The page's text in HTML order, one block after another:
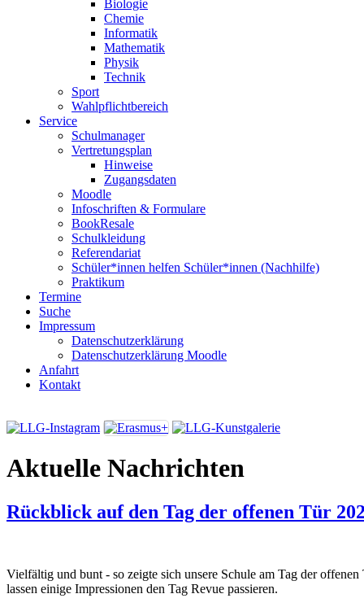
Biologie
Chemie
Informatik
Mathematik
Physik
Technik
Sport
Wahlpflichtbereich
Service
Schulmanager
Vertretungsplan
Hinweise
Zugangsdaten
Moodle
Infoschriften & Formulare
BookResale
Schulkleidung
Referendariat
Schüler*innen helfen Schüler*innen (Nachhilfe)
Praktikum
Termine
Suche
Impressum
Datenschutzerklärung
Datenschutzerklärung Moodle
Anfahrt
Kontakt
Aktuelle Nachrichten
Rückblick auf den Tag der offenen Tür
Vielfältig und bunt - so zeigte sich unsere Schule am Tag der
lassen einige Impressionen den Tag Revue passieren.